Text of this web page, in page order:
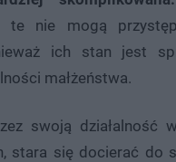
te nie mogą
ich stan jest
małżeństwa.
swoją działalność
stara się docierać do